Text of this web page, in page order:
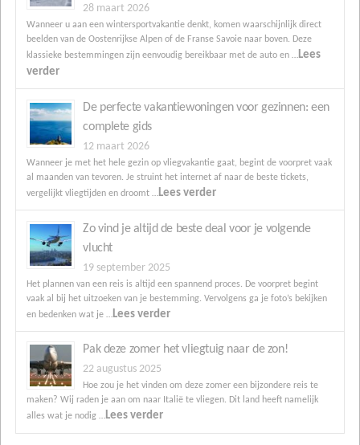
28 maart 2026
Wanneer u aan een wintersportvakantie denkt, komen waarschijnlijk direct
beelden van de Oostenrijkse Alpen of de Franse Savoie naar boven. Deze
klassieke bestemmingen zijn eenvoudig bereikbaar met de auto en …Lees
verder
De perfecte vakantiewoningen voor gezinnen: een
complete gids
12 maart 2026
Wanneer je met het hele gezin op vliegvakantie gaat, begint de voorpret vaak
al maanden van tevoren. Je struint het internet af naar de beste tickets,
vergelijkt vliegtijden en droomt …Lees verder
Zo vind je altijd de beste deal voor je volgende
vlucht
19 september 2025
Het plannen van een reis is altijd een spannend proces. De voorpret begint
vaak al bij het uitzoeken van je bestemming. Vervolgens ga je foto’s bekijken
en bedenken wat je …Lees verder
Pak deze zomer het vliegtuig naar de zon!
22 augustus 2025
Hoe zou je het vinden om deze zomer een bijzondere reis te
maken? Wij raden je aan om naar Italië te vliegen. Dit land heeft namelijk
alles wat je nodig …Lees verder